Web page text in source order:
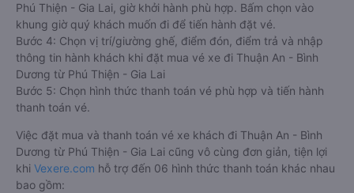
Phú Thiện - Gia Lai, giờ khởi hành phù hợp. Bấm chọn vào
khung giờ quý khách muốn đi để tiến hành đặt vé.
Bước 4: Chọn vị trí/giường ghế, điểm đón, điểm trả và nhập
thông tin hành khách khi đặt mua vé xe đi Thuận An - Bình
Dương từ Phú Thiện - Gia Lai
Bước 5: Chọn hình thức thanh toán vé phù hợp và tiến hành
thanh toán vé.
Việc đặt mua và thanh toán vé xe khách đi Thuận An - Bình
Dương từ Phú Thiện - Gia Lai cũng vô cùng đơn giản, tiện lợi
khi Vexere.com hỗ trợ đến 06 hình thức thanh toán khác nhau
bao gồm: